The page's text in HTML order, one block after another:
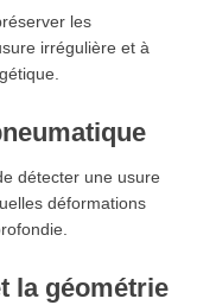
les
irrégulière et à
détecter une usure
déformations
la géométrie